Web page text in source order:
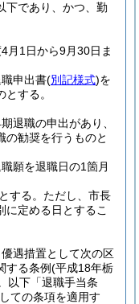
下であり、かつ、勤
月1日から9月30日ま
申出書(別記様式)を
する。
退職の申出があり、
の勧奨を行うものと
願を退職日の1箇月
する。 ただし、市長
に定める日とするこ
遇措置として次の区
する条例(平成18年栃
以下「退職手当条
ての条項を適用す